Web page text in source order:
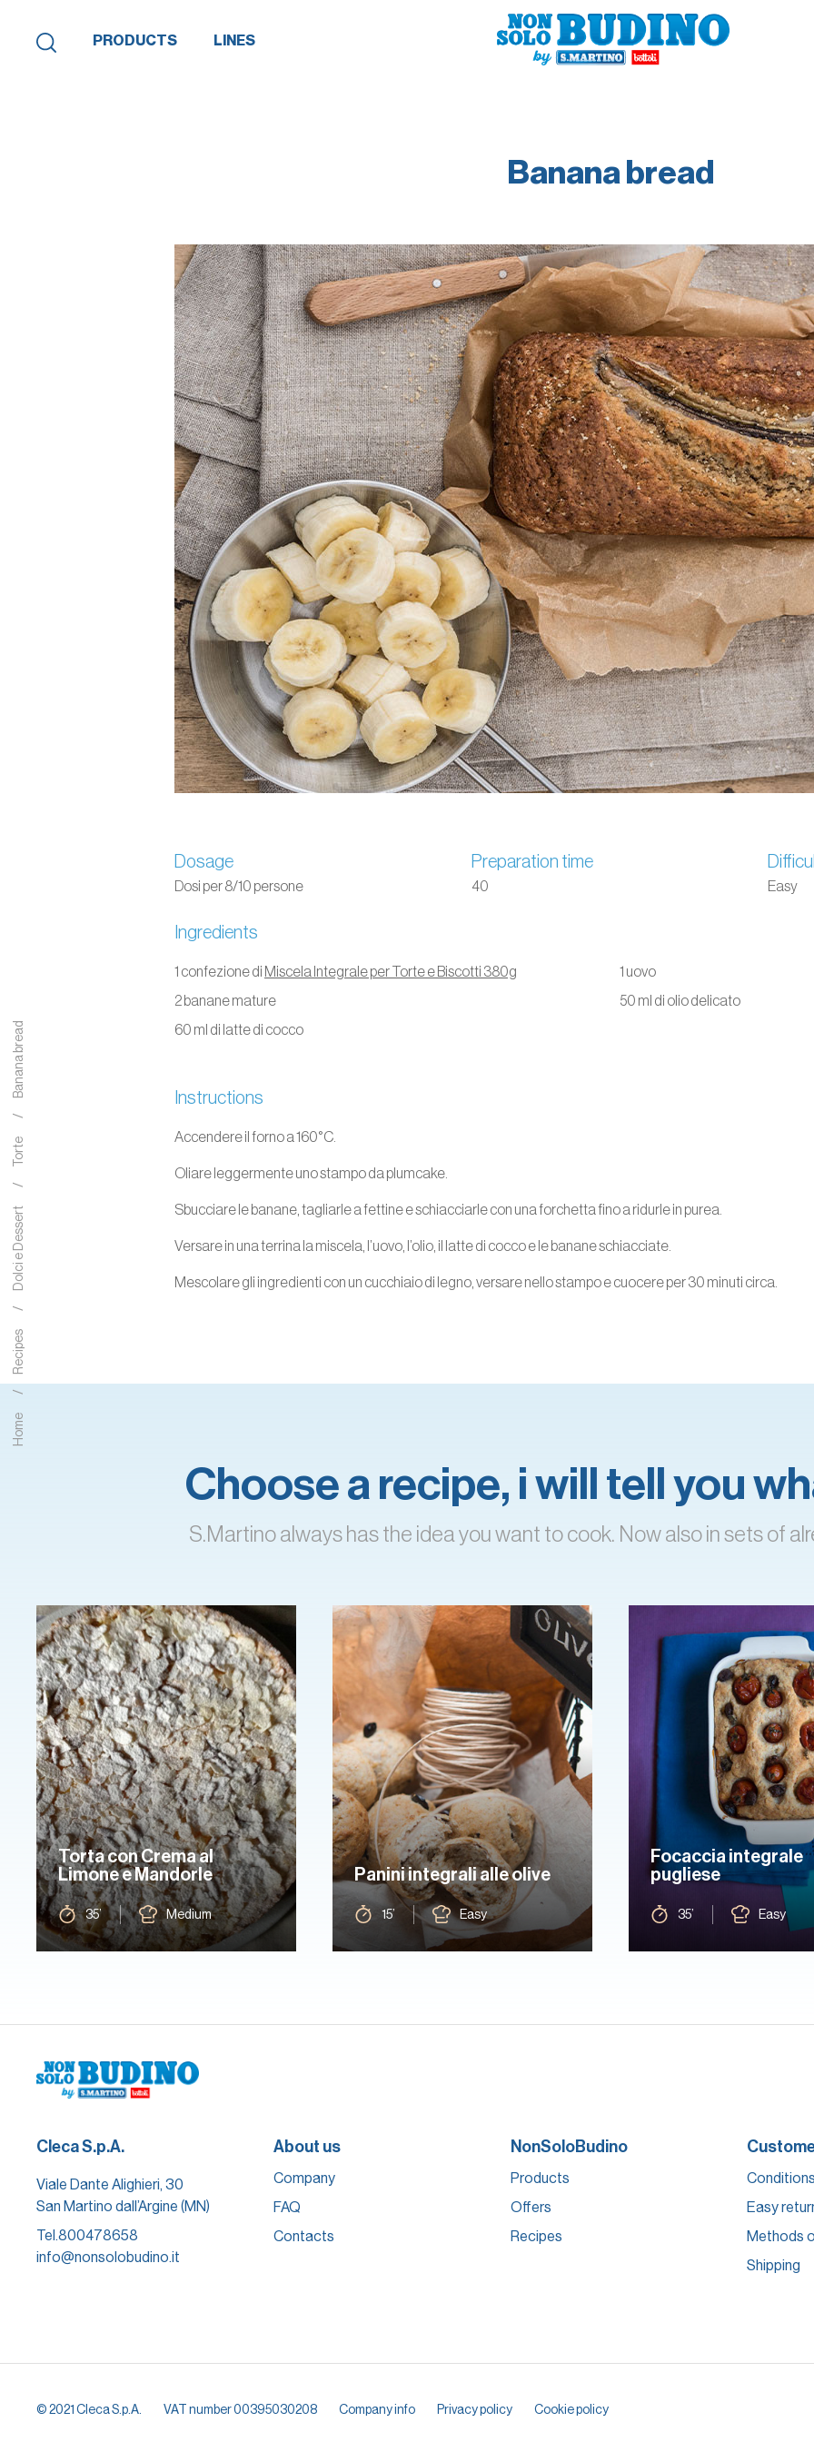
PRODUCTS LINES
Home
Recipes
Dolci e Dessert
Torte
Banana bread
Banana bread
Dosage
Dosi per 8/10 persone
Preparation time
40 Easy
Ingredients
1 confezione di Miscela Integrale per Torte e Biscotti 380g
1 uovo
2 banane mature
50 ml di olio delicato
60 ml di latte di cocco
Instructions
Accendere il forno a 160°C.
Oliare leggermente uno stampo da plumcake.
Sbucciare le banane, tagliarle a fettine e schiacciarle con una forchetta fino a ridurle in purea.
Versare in una terrina la miscela, l’uovo, l’olio, il latte di cocco e le banane schiacciate.
Mescolare gli ingredienti con un cucchiaio di legno, versare nello stampo e cuocere per 30 minuti circa.
Choose a recipe, i will tell you
S.Martino always has the idea you want to cook. Now also in sets of
Torta con Crema al
Limone e Mandorle
35’ Medium
Panini integrali alle olive
15’ Easy
Focaccia integrale
pugliese
35’ Easy
Cleca S.p.A.
Viale Dante Alighieri, 30
San Martino dall’Argine (MN)
Tel.800478658
info@nonsolobudino.it
About us
Company
FAQ
Contacts
NonSoloBudino
Products
Offers
Recipes
Easy
Methods
Shipping
© 2021 Cleca S.p.A. VAT number 00395030208 Company info Privacy policy Cookie policy